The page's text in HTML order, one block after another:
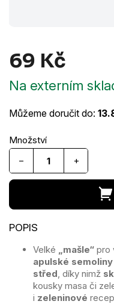
69 Kč
cena:
Na externím
Můžeme doručit do:
+
−
Velké „mašle“ pro
apulské semoliny
střed, díky nimž
kousky masa či
i zeleninové